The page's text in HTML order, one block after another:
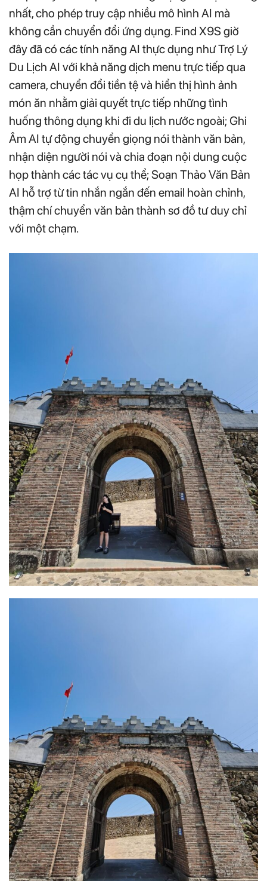
nhất, cho phép truy cập nhiều mô hình AI mà
không cần chuyển đổi ứng dụng. Find X9S giờ
đây đã có các tính năng AI thực dụng như Trợ Lý
Du Lịch AI với khả năng dịch menu trực tiếp qua
camera, chuyển đổi tiền tệ và hiển thị hình ảnh
món ăn nhằm giải quyết trực tiếp những tình
huống thông dụng khi đi du lịch nước ngoài; Ghi
Âm AI tự động chuyển giọng nói thành văn bản,
nhận diện người nói và chia đoạn nội dung cuộc
họp thành các tác vụ cụ thể; Soạn Thảo Văn Bản
AI hỗ trợ từ tin nhắn ngắn đến email hoàn chỉnh,
thậm chí chuyển văn bản thành sơ đồ tư duy chỉ
với một chạm.